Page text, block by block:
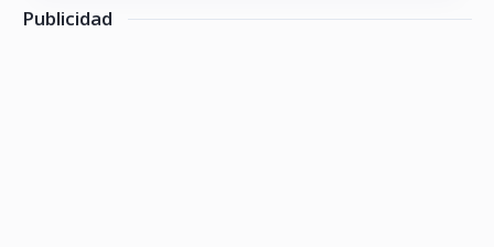
Publicidad